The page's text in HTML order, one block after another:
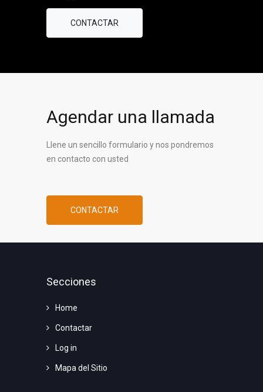
CONTACTAR
Agendar una llamada
Llene un sencillo formulario y nos pondremos
en contacto con usted
CONTACTAR
Secciones
Home
Contactar
Log in
Mapa del Sitio